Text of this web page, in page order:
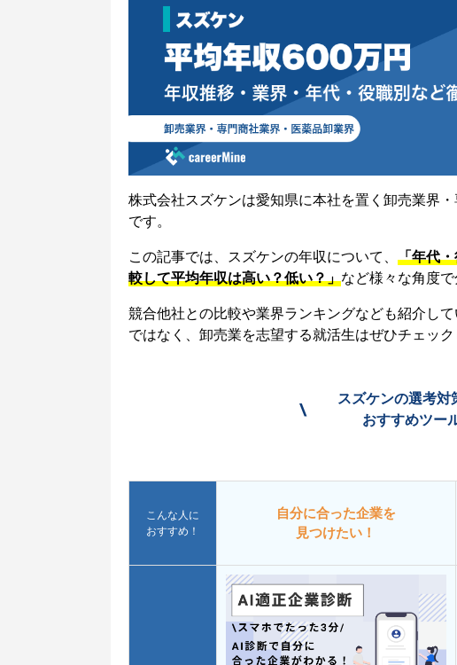
株式会社スズケンは愛知県に本社を置く卸売業界
です。
この記事では、スズケンの年収について、 「年代
較して平均年収は高い？低い？」など様々な角度で
競合他社との比較や業界ランキングなども紹介し
ではなく、卸売業を志望する就活生はぜひチェック
\
スズケンの選考対
おすすめツー
こんな人に
おすすめ！
自分に合った企業を
見つけたい！